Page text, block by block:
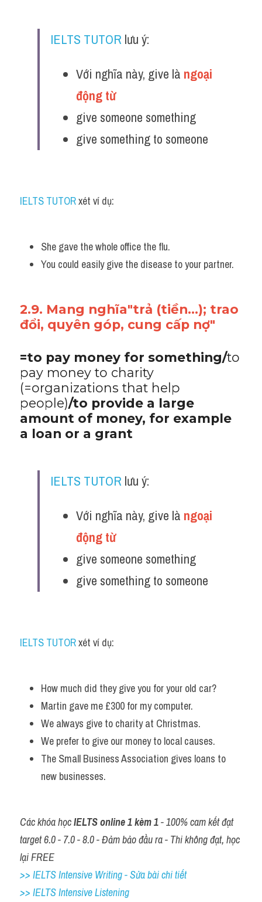
IELTS TUTOR lưu ý:
Với nghĩa này, give là ngoại
động từ
give someone something
give something to someone
IELTS TUTOR xét ví dụ:
She gave the whole office the flu.
You could easily give the disease to your partner.
2.9. Mang nghĩa"trả (tiền...); trao
đổi, quyên góp, cung cấp nợ"
=to pay money for something/to
pay money to charity
(=organizations that help
people)/to provide a large
amount of money, for example
a loan or a grant
IELTS TUTOR lưu ý:
Với nghĩa này, give là ngoại
động từ
give someone something
give something to someone
IELTS TUTOR xét ví dụ:
How much did they give you for your old car?
Martin gave me £300 for my computer.
We always give to charity at Christmas.
We prefer to give our money to local causes.
The Small Business Association gives loans to
new businesses.
Các khóa học IELTS online 1 kèm 1 - 100% cam kết đạt
target 6.0 - 7.0 - 8.0 - Đảm bảo đầu ra - Thi không đạt, học
lại FREE
>> IELTS Intensive Writing - Sửa bài chi tiết
>> IELTS Intensive Listening